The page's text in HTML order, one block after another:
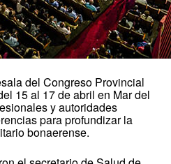
del Congreso Provincial
15 al 17 de abril en Mar del
y autoridades
para profundizar la
bonaerense.